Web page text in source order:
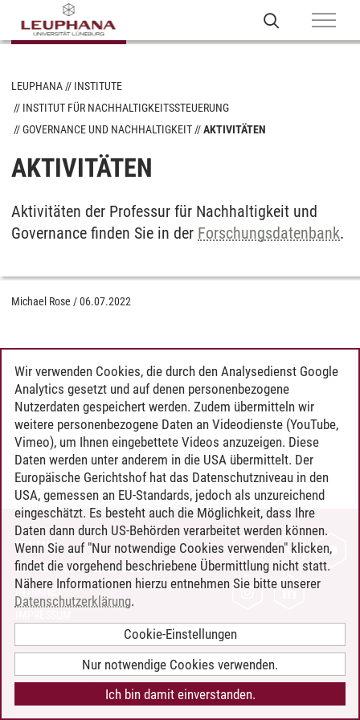
LEUPHANA
INSTITUTE
INSTITUT FÜR NACHHALTIGKEITSSTEUERUNG
GOVERNANCE UND NACHHALTIGKEIT
AKTIVITÄTEN
AKTIVITÄTEN
Aktivitäten der Professur für Nachhaltigkeit und
Governance finden Sie in der Forschungsdatenbank.
Michael Rose /06.07.2022
KONTAKT
LEUPHANA ALS ARBEITGEBER
INTRANET
BARRIEREFREIHEIT
COOKIE-EINSTELLUNGEN
Wir verwenden Cookies, die durch den Analysedienst Google
Analytics gesetzt und auf denen personenbezogene
Nutzerdaten gespeichert werden. Zudem übermitteln wir
weitere personenbezogene Daten an Videodienste (YouTube,
Vimeo), um Ihnen eingebettete Videos anzuzeigen. Diese
Daten werden unter anderem in die USA übermittelt. Der
Europäische Gerichtshof hat das Datenschutzniveau in den
USA, gemessen an EU-Standards, jedoch als unzureichend
eingeschätzt. Es besteht auch die Möglichkeit, dass Ihre
Daten dann durch US-Behörden verarbeitet werden können.
Wenn Sie auf "Nur notwendige Cookies verwenden" klicken,
findet die vorgehend beschriebene Übermittlung nicht statt.
Nähere Informationen hierzu entnehmen Sie bitte unserer
Datenschutzerklärung.
Cookie-Einstellungen
Nur notwendige Cookies verwenden.
Ich bin damit einverstanden.